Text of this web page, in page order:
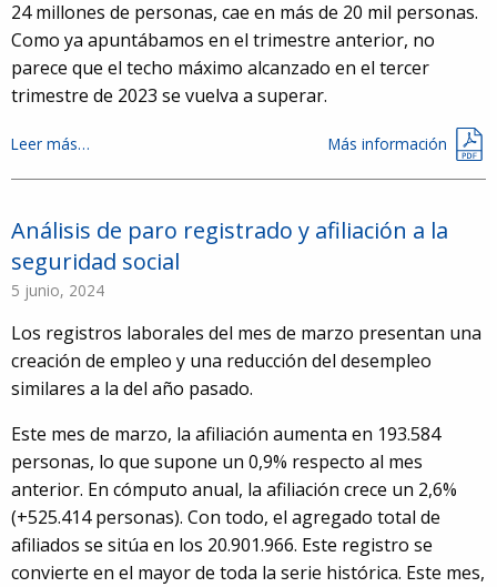
24 millones de personas, cae en más de 20 mil personas.
Como ya apuntábamos en el trimestre anterior, no
parece que el techo máximo alcanzado en el tercer
trimestre de 2023 se vuelva a superar.
Leer más… Más información
Análisis de paro registrado y afiliación a la
seguridad social
5 junio, 2024
Los registros laborales del mes de marzo presentan una
creación de empleo y una reducción del desempleo
similares a la del año pasado.
Este mes de marzo, la afiliación aumenta en 193.584
personas, lo que supone un 0,9% respecto al mes
anterior. En cómputo anual, la afiliación crece un 2,6%
(+525.414 personas). Con todo, el agregado total de
afiliados se sitúa en los 20.901.966. Este registro se
convierte en el mayor de toda la serie histórica. Este mes,